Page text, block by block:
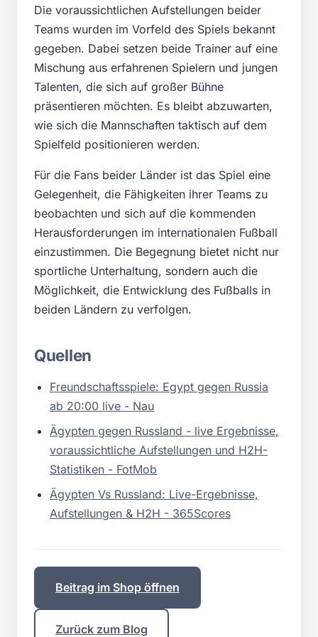
Die voraussichtlichen Aufstellungen beider
Teams wurden im Vorfeld des Spiels bekannt
gegeben. Dabei setzen beide Trainer auf eine
Mischung aus erfahrenen Spielern und jungen
Talenten, die sich auf großer Bühne
präsentieren möchten. Es bleibt abzuwarten,
wie sich die Mannschaften taktisch auf dem
Spielfeld positionieren werden.
Für die Fans beider Länder ist das Spiel eine
Gelegenheit, die Fähigkeiten ihrer Teams zu
beobachten und sich auf die kommenden
Herausforderungen im internationalen Fußball
einzustimmen. Die Begegnung bietet nicht nur
sportliche Unterhaltung, sondern auch die
Möglichkeit, die Entwicklung des Fußballs in
beiden Ländern zu verfolgen.
Quellen
Freundschaftsspiele: Egypt gegen Russia
ab 20:00 live - Nau
Ägypten gegen Russland - live Ergebnisse,
voraussichtliche Aufstellungen und H2H-
Statistiken - FotMob
Ägypten Vs Russland: Live-Ergebnisse,
Aufstellungen & H2H - 365Scores
Beitrag im Shop öffnen
Zurück zum Blog